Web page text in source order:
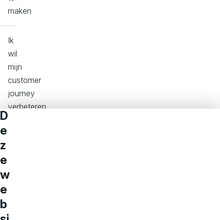
maken
Ik
wil
mijn
customer
journey
verbeteren
website
op
D
e
z
e
w
e
b